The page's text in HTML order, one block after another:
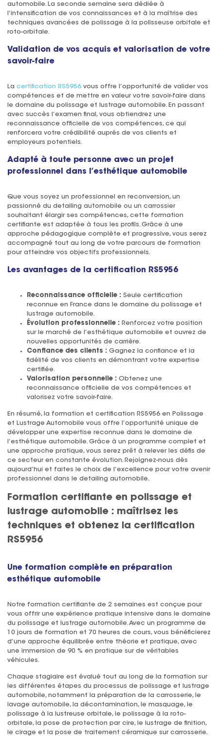
automobile. La seconde semaine sera dédiée à
l’intensification de vos connaissances et à la maîtrise des
techniques avancées de polissage à la polisseuse orbitale et
roto-orbitale.
Validation de vos acquis et valorisation de votre
savoir-faire
La certification RS5956 vous offre l’opportunité de valider vos
compétences et de mettre en valeur votre savoir-faire dans
le domaine du polissage et lustrage automobile. En passant
avec succès l’examen final, vous obtiendrez une
reconnaissance officielle de vos compétences, ce qui
renforcera votre crédibilité auprès de vos clients et
employeurs potentiels.
Adapté à toute personne avec un projet
professionnel dans l’esthétique automobile
Que vous soyez un professionnel en reconversion, un
passionné du detailing automobile ou un carrossier
souhaitant élargir ses compétences, cette formation
certifiante est adaptée à tous les profils. Grâce à une
approche pédagogique complète et progressive, vous serez
accompagné tout au long de votre parcours de formation
pour atteindre vos objectifs professionnels.
Les avantages de la certification RS5956
Reconnaissance officielle : Seule certification
reconnue en France dans le domaine du polissage et
lustrage automobile.
Évolution professionnelle : Renforcez votre position
sur le marché de l’esthétique automobile et ouvrez de
nouvelles opportunités de carrière.
Confiance des clients : Gagnez la confiance et la
fidélité de vos clients en démontrant votre expertise
certifiée.
Valorisation personnelle : Obtenez une
reconnaissance officielle de vos compétences et
valorisez votre savoir-faire.
En résumé, la formation et certification RS5956 en Polissage
et Lustrage Automobile vous offre l’opportunité unique de
développer une expertise reconnue dans le domaine de
l’esthétique automobile. Grâce à un programme complet et
une approche pratique, vous serez prêt à relever les défis de
ce secteur en constante évolution. Rejoignez-nous dès
aujourd’hui et faites le choix de l’excellence pour votre avenir
professionnel dans le detailing automobile.
Formation certifiante en polissage et
lustrage automobile : maîtrisez les
techniques et obtenez la certification
RS5956
Une formation complète en préparation
esthétique automobile
Notre formation certifiante de 2 semaines est conçue pour
vous offrir une expérience pratique intensive dans le domaine
du polissage et lustrage automobile. Avec un programme de
10 jours de formation et 70 heures de cours, vous bénéficierez
d’une approche équilibrée entre théorie et pratique, avec
une immersion de 90 % en pratique sur de véritables
véhicules.
Chaque stagiaire est évalué tout au long de la formation sur
les différentes étapes du processus de polissage et lustrage
automobile, notamment la préparation de la carrosserie, le
lavage automobile, la décontamination, le masquage, le
polissage à la lustreuse orbitale, le polissage à la roto-
orbitale, la pose de protection par cire, le lustrage de finition,
le cirage et la pose de traitement céramique sur carrosserie.